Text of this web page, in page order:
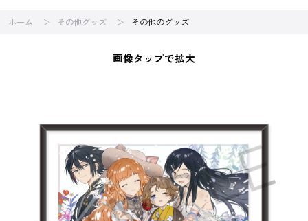
ホーム その他グッズ その他のグッズ
画像タップで拡大